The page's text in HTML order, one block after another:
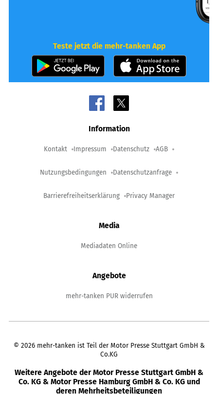
Teste jetzt die mehr-tanken App
Information
Kontakt Impressum Datenschutz AGB
Nutzungsbedingungen Datenschutzanfrage
Barrierefreiheitserklärung Privacy Manager
Media
Mediadaten Online
Angebote
mehr-tanken PUR widerrufen
© 2026 mehr-tanken ist Teil der Motor Presse Stuttgart GmbH &
Co.KG
Weitere Angebote der Motor Presse Stuttgart GmbH &
Co. KG & Motor Presse Hamburg GmbH & Co. KG und
deren Mehrheitsbeteiligungen